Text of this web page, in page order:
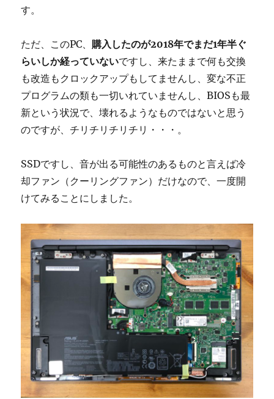
す。
ただ、このPC、購入したのが2018年でまだ1年半ぐ
らいしか経っていないですし、来たままで何も交換
も改造もクロックアップもしてませんし、変な不正
プログラムの類も一切いれていませんし、BIOSも最
新という状況で、壊れるようなものではないと思う
のですが、チリチリチリチリ・・・。
SSDですし、音が出る可能性のあるものと言えば冷
却ファン（クーリングファン）だけなので、一度開
けてみることにしました。